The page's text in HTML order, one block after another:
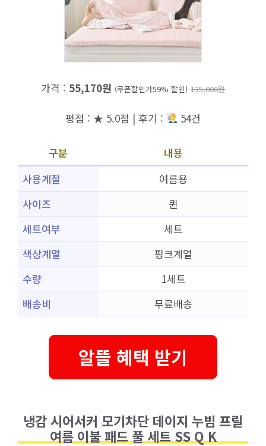
가격 : 55,170원 (쿠폰할인가59% 할인) 135,000원
평점 : ★ 5.0점 | 후기 : 54건
구분
내용
사용계절
여름용
사이즈
퀸
세트여부
세트
색상계열
핑크계열
수량
1세트
배송비
무료배송
알뜰 혜택 받기
냉감 시어서커 모기차단 데이지 누빔 프릴
여름 이불 패드 풀 세트 SS Q K